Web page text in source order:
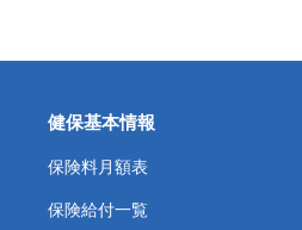
健保基本情報
保険料月額表
保険給付一覧